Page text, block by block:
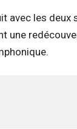
avec les
une